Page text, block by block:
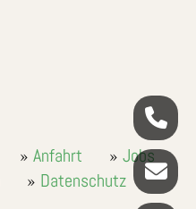
Anfahrt
Jobs
Datenschutz